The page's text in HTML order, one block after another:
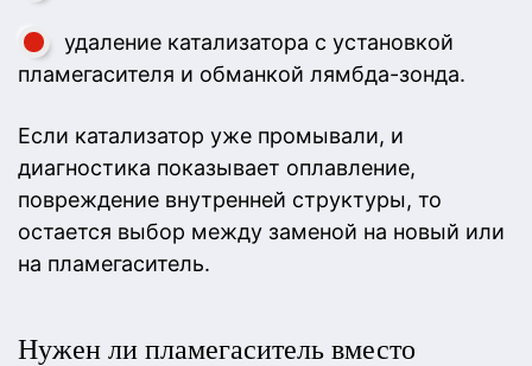
удаление катализатора с установкой
пламегасителя и обманкой лямбда-зонда.
Если катализатор уже промывали, и
диагностика показывает оплавление,
повреждение внутренней структуры, то
остается выбор между заменой на новый или
на пламегаситель.
Нужен ли пламегаситель вместо